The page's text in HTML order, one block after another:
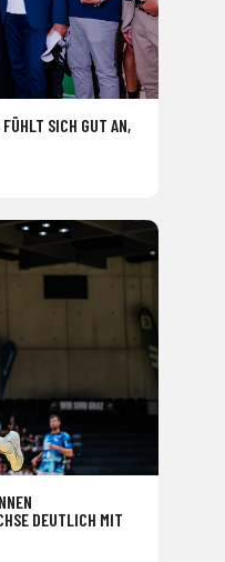
SICH GUT AN,
DEUTLICH MIT